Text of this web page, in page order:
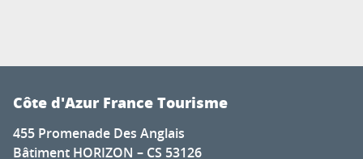
Côte d'Azur France Tourisme
455 Promenade Des Anglais
Bâtiment HORIZON – CS 53126